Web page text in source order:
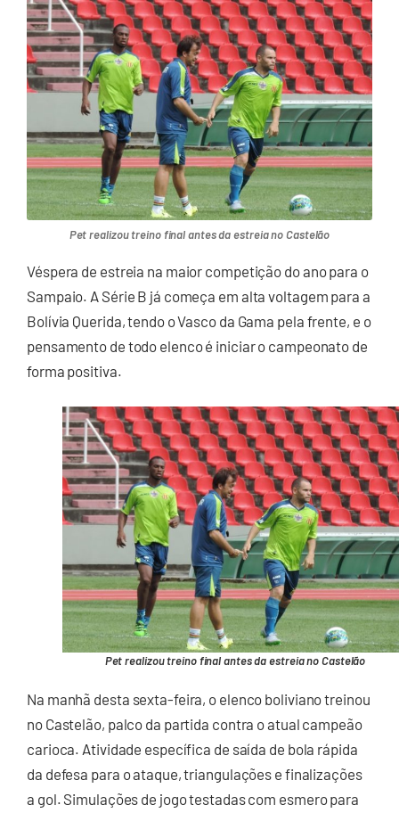
Pet realizou treino final antes da estreia no Castelão
Véspera de estreia na maior competição do ano para o
Sampaio. A Série B já começa em alta voltagem para a
Bolívia Querida, tendo o Vasco da Gama pela frente, e o
pensamento de todo elenco é iniciar o campeonato de
forma positiva.
Pet realizou treino final antes da estreia no Castelão
Na manhã desta sexta-feira, o elenco boliviano treinou
no Castelão, palco da partida contra o atual campeão
carioca. Atividade específica de saída de bola rápida
da defesa para o ataque, triangulações e finalizações
a gol. Simulações de jogo testadas com esmero para